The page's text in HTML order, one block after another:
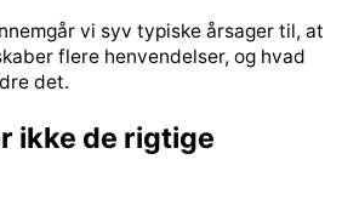
vi syv typiske årsager til, at
flere henvendelser, og hvad
det.
ikke de rigtige